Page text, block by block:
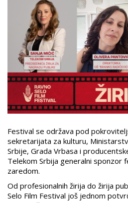
Festival se održava pod
sekretarijata za kulturu,
Srbije, Grada Vrbasa i
Telekom Srbija generalni sponzor
zaredom.
Od profesionalnih žirija do žirija
Selo Film Festival još jednom